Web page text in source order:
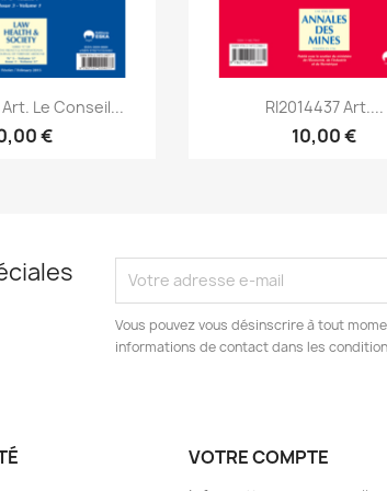
rapide
Le Conseil...
€
Aperçu rapide
RI2014437 Art....
10,00 €
Vous pouvez vous désinscrire à tout
informations de contact dans les
VOTRE COMPTE